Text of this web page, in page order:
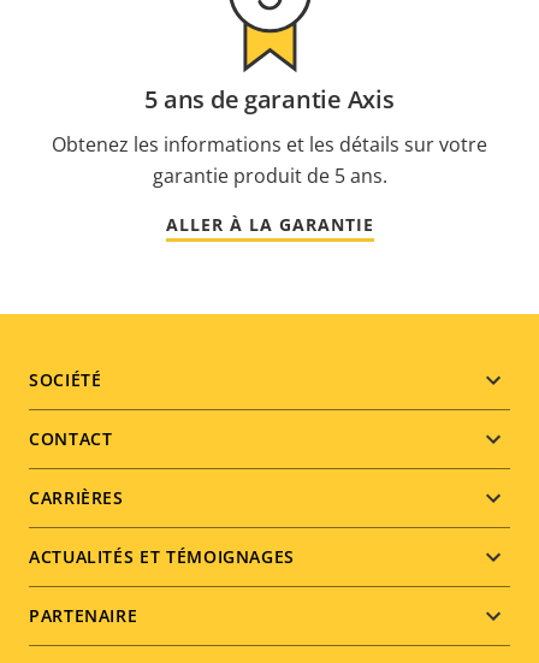
5 ans de garantie Axis
Obtenez les informations et les détails sur votre
garantie produit de 5 ans.
ALLER À LA GARANTIE
Footer
menu
SOCIÉTÉ
CONTACT
CARRIÈRES
ACTUALITÉS ET TÉMOIGNAGES
PARTENAIRE